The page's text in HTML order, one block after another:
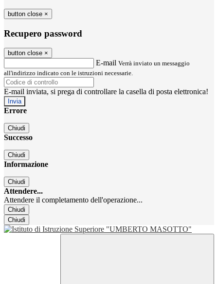
button close ×
Recupero password
button close ×
E-mail Verrà inviato un messaggio
all'indirizzo indicato con le istruzioni necessarie.
E-mail inviata, si prega di controllare la casella di posta elettronica!
Errore
Chiudi
Successo
Chiudi
Informazione
Chiudi
Attendere...
Attendere il completamento dell'operazione...
Chiudi
Chiudi